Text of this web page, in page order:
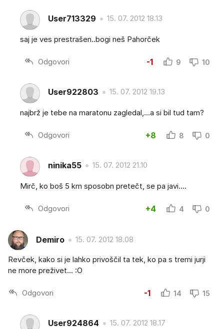
User713329 15. 07. 2012 18.13
saj je ves prestrašen..bogi neš Pahorček
Odgovori -1 9 10
User922803 15. 07. 2012 19.13
najbrž je tebe na maratonu zagledal,...a si bil tud tam?
Odgovori +8 8 0
ninika55 15. 07. 2012 21.10
Mirč, ko boš 5 km sposobn pretečt, se pa javi....
Odgovori +4 4 0
Demiro 15. 07. 2012 18.08
Revček, kako si je lahko privoščil ta tek, ko pa s tremi jurji
ne more preživet... :O
Odgovori -1 14 15
User924864 15. 07. 2012 18.17